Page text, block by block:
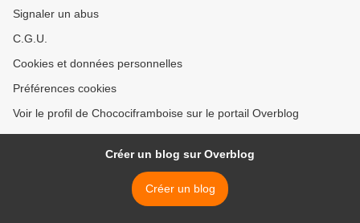
Signaler un abus
C.G.U.
Cookies et données personnelles
Préférences cookies
Voir le profil de Chocociframboise sur le portail Overblog
Créer un blog sur Overblog
Créer un blog